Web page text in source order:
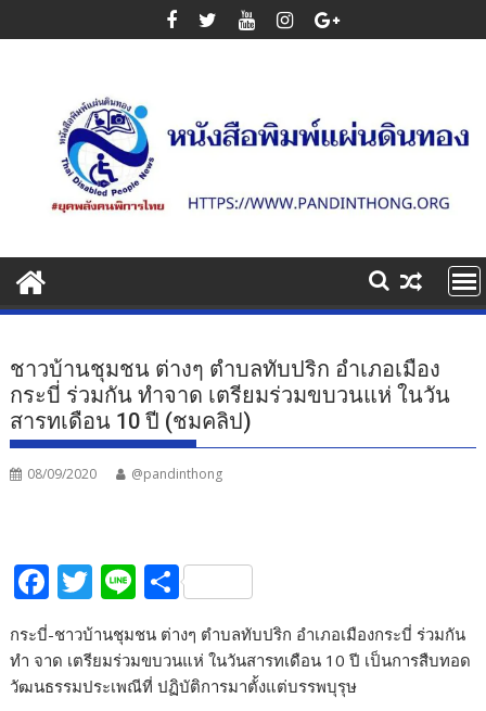
to
ชาวบ้านชุมชน ต่างๆ ตำบลทับปริก อำเภอเมือง
กระบี่ ร่วมกัน ทำจาด เตรียมร่วมขบวนแห่ ในวัน
สารทเดือน 10 ปี (ชมคลิป)
08/09/2020 @pandinthong
F
e
b
T
w
itt
er
Li
e
S
ar
e
กระบี่-ชาวบ้านชุมชน ต่างๆ ตำบลทับปริก อำเภอเมืองกระบี่ ร่วมกัน
ทำ จาด เตรียมร่วมขบวนแห่ ในวันสารทเดือน 10 ปี เป็นการสืบทอด
วัฒนธรรมประเพณีที่ ปฏิบัติการมาตั้งแต่บรรพบุรุษ